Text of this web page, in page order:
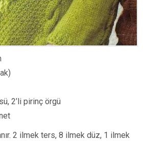
2’li pirinç örgü
2 ilmek ters, 8 ilmek düz, 1 ilmek